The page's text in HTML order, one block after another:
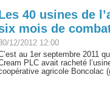
40 usines de
mois de
12/2012 12:00
au 1er septembre 2011
PLC avait racheté
agricole Boncolac